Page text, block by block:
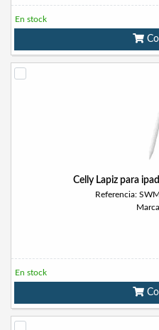
En stock
Celly Lapiz para
Referencia:
En stock